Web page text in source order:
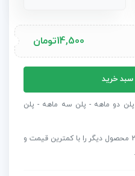
14,500تومان
سبد خرید
دو ماهه - پلن سه ماهه - پلن